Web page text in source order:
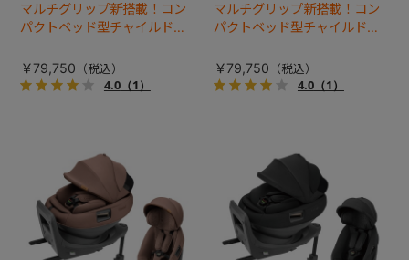
マルチグリップ新搭載！コン
パクトベッド型チャイルドシ
ート（2026年モデル）。
￥79,750
4.0（1）
マルチグリップ新搭載！コン
パクトベッド型チャイルドシ
ート（2026年モデル）。
￥79,750
4.0（1）